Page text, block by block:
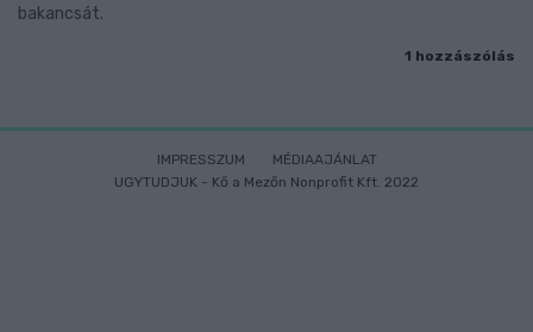
bakancsát.
1 hozzászólás
IMPRESSZUM
MÉDIAAJÁNLAT
UGYTUDJUK - Kő a Mezőn Nonprofit Kft. 2022